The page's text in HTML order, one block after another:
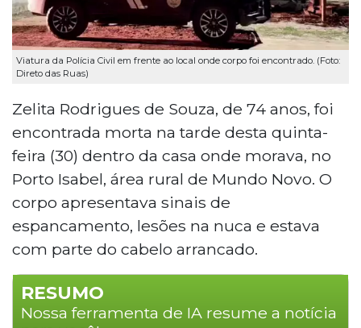
Viatura da Polícia Civil em frente ao local onde corpo foi encontrado. (Foto:
Direto das Ruas)
Zelita Rodrigues de Souza, de 74 anos, foi
encontrada morta na tarde desta quinta-
feira (30) dentro da casa onde morava, no
Porto Isabel, área rural de Mundo Novo. O
corpo apresentava sinais de
espancamento, lesões na nuca e estava
com parte do cabelo arrancado.
RESUMO
Nossa ferramenta de IA resume a notícia